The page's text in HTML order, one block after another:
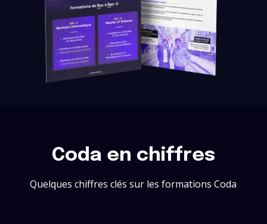
Coda en chiffres
Quelques chiffres clés sur les formations Coda